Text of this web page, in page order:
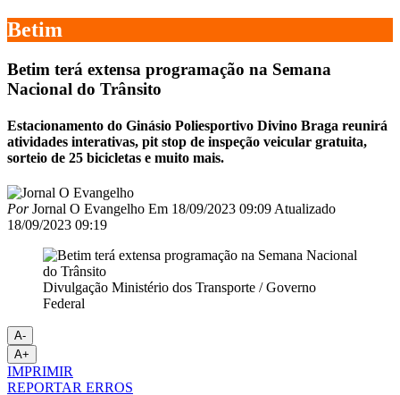
Betim
Betim terá extensa programação na Semana
Nacional do Trânsito
Estacionamento do Ginásio Poliesportivo Divino Braga reunirá
atividades interativas, pit stop de inspeção veicular gratuita,
sorteio de 25 bicicletas e muito mais.
PorJornal O Evangelho Em 18/09/2023 09:09 Atualizado
18/09/2023 09:19
Divulgação Ministério dos Transporte / Governo
Federal
A-
A+
IMPRIMIR
REPORTAR ERROS